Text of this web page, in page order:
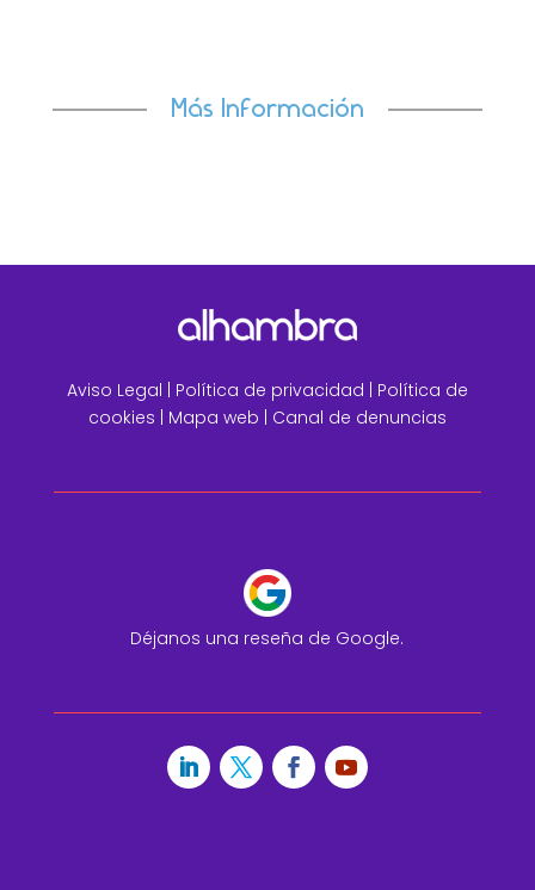
Más Información
Aviso Legal | Política de privacidad | Política de
cookies | Mapa web | Canal de denuncias
Déjanos una reseña de Google.